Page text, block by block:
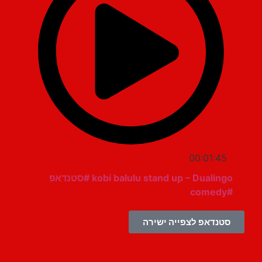
00:01:45
kobi balulu stand up – Dualingo #סטנדאפ
סטנדאפ לצפייה ישירה